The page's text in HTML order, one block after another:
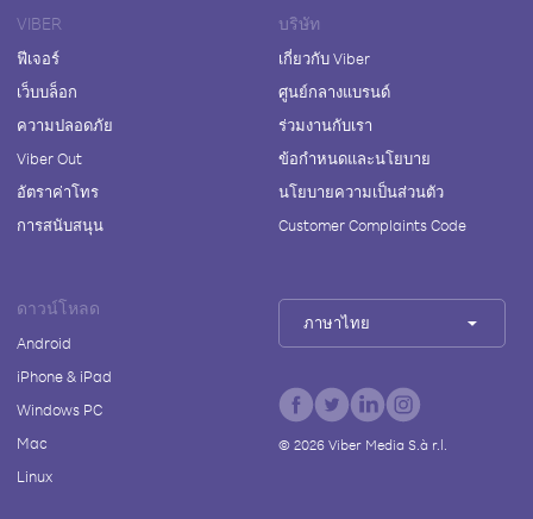
VIBER
ฟีเจอร์
เว็บบล็อก
ความปลอดภัย
Viber Out
อัตราค่าโทร
การสนับสนุน
บริษัท
เกี่ยวกับ Viber
ศูนย์กลางแบรนด์
ร่วมงานกับเรา
ข้อกำหนดและนโยบาย
นโยบายความเป็นส่วนตัว
Customer Complaints Code
ดาวน์โหลด
Android
iPhone & iPad
Windows PC
Mac
Linux
ภาษาไทย
© 2026Viber Media S.à r.l.